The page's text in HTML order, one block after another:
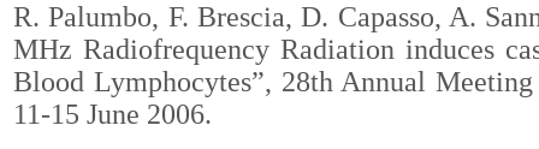
R. Palumbo, F. Brescia, D. Capasso, A.
MHz Radiofrequency Radiation induces
Blood Lymphocytes”, 28th Annual
11-15 June 2006.